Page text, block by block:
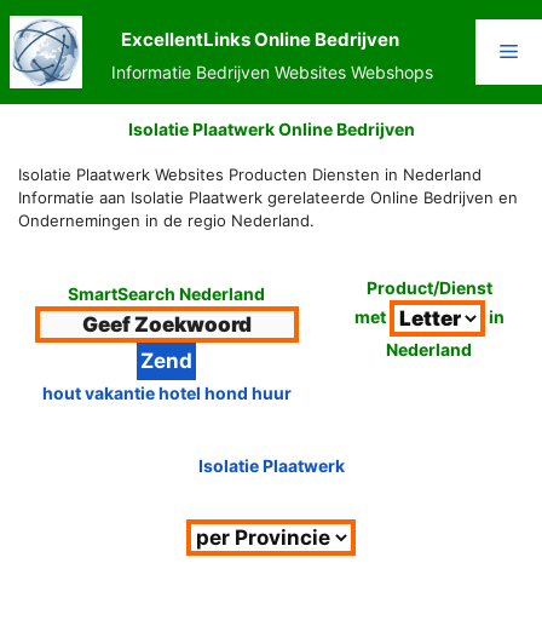
Ga
naar
de
inhoud
ExcellentLinks Online Bedrijven
Informatie Bedrijven Websites Webshops
Isolatie Plaatwerk Online Bedrijven
Isolatie Plaatwerk Websites Producten Diensten in Nederland
Informatie aan Isolatie Plaatwerk gerelateerde Online Bedrijven en
Ondernemingen in de regio Nederland.
SmartSearch Nederland
hout vakantie hotel hond huur
Product/Dienst
met
in
Nederland
Isolatie Plaatwerk